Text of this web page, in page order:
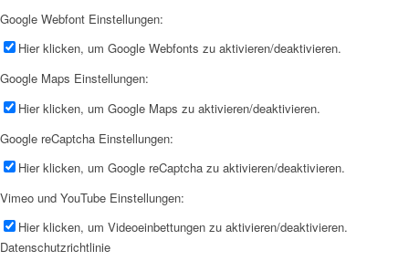
Google Webfont Einstellungen:
Hier klicken, um Google Webfonts zu aktivieren/deaktivieren.
Google Maps Einstellungen:
Hier klicken, um Google Maps zu aktivieren/deaktivieren.
Google reCaptcha Einstellungen:
Hier klicken, um Google reCaptcha zu aktivieren/deaktivieren.
Vimeo und YouTube Einstellungen:
Hier klicken, um Videoeinbettungen zu aktivieren/deaktivieren.
Datenschutzrichtlinie